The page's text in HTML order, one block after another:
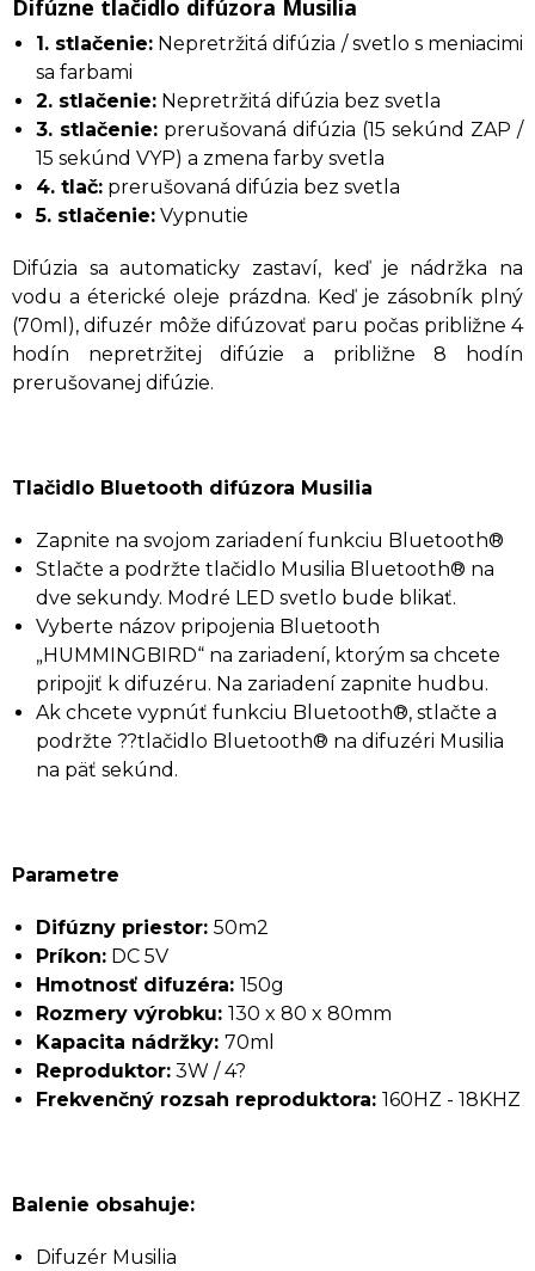
Difúzne tlačidlo difúzora Musilia
1. stlačenie: Nepretržitá difúzia / svetlo s meniacimi
sa farbami
2. stlačenie: Nepretržitá difúzia bez svetla
3. stlačenie: prerušovaná difúzia (15 sekúnd ZAP /
15 sekúnd VYP) a zmena farby svetla
4. tlač: prerušovaná difúzia bez svetla
5. stlačenie: Vypnutie
Difúzia sa automaticky zastaví, keď je nádržka na
vodu a éterické oleje prázdna. Keď je zásobník plný
(70ml), difuzér môže difúzovať paru počas približne 4
hodín nepretržitej difúzie a približne 8 hodín
prerušovanej difúzie.
Tlačidlo Bluetooth difúzora Musilia
Zapnite na svojom zariadení funkciu Bluetooth®
Stlačte a podržte tlačidlo Musilia Bluetooth® na
dve sekundy. Modré LED svetlo bude blikať.
Vyberte názov pripojenia Bluetooth
„HUMMINGBIRD“ na zariadení, ktorým sa chcete
pripojiť k difuzéru. Na zariadení zapnite hudbu.
Ak chcete vypnúť funkciu Bluetooth®, stlačte a
podržte ??tlačidlo Bluetooth® na difuzéri Musilia
na päť sekúnd.
Parametre
Difúzny priestor: 50m2
Príkon: DC 5V
Hmotnosť difuzéra: 150g
Rozmery výrobku: 130 x 80 x 80mm
Kapacita nádržky: 70ml
Reproduktor: 3W / 4?
Frekvenčný rozsah reproduktora: 160HZ - 18KHZ
Balenie obsahuje:
Difuzér Musilia